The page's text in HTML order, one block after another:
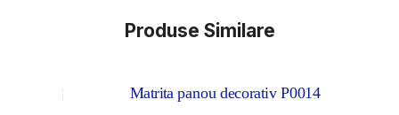
Produse Similare